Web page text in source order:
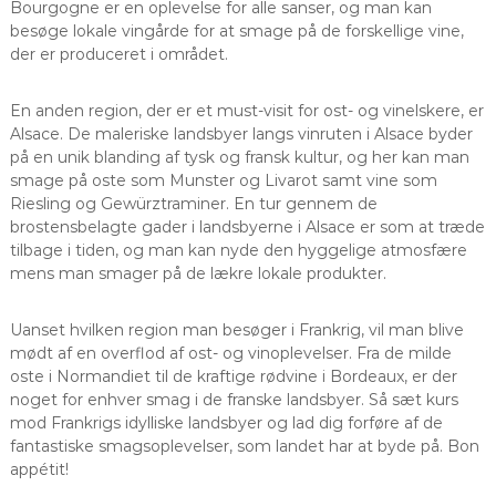
Bourgogne er en oplevelse for alle sanser, og man kan
besøge lokale vingårde for at smage på de forskellige vine,
der er produceret i området.
En anden region, der er et must-visit for ost- og vinelskere, er
Alsace. De maleriske landsbyer langs vinruten i Alsace byder
på en unik blanding af tysk og fransk kultur, og her kan man
smage på oste som Munster og Livarot samt vine som
Riesling og Gewürztraminer. En tur gennem de
brostensbelagte gader i landsbyerne i Alsace er som at træde
tilbage i tiden, og man kan nyde den hyggelige atmosfære
mens man smager på de lækre lokale produkter.
Uanset hvilken region man besøger i Frankrig, vil man blive
mødt af en overflod af ost- og vinoplevelser. Fra de milde
oste i Normandiet til de kraftige rødvine i Bordeaux, er der
noget for enhver smag i de franske landsbyer. Så sæt kurs
mod Frankrigs idylliske landsbyer og lad dig forføre af de
fantastiske smagsoplevelser, som landet har at byde på. Bon
appétit!